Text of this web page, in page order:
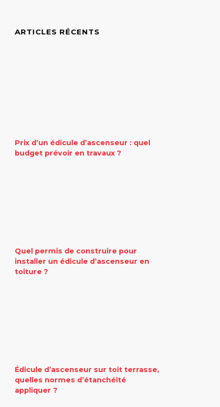
ARTICLES RÉCENTS
Prix d’un édicule d’ascenseur : quel
budget prévoir en travaux ?
Quel permis de construire pour
installer un édicule d’ascenseur en
toiture ?
Édicule d’ascenseur sur toit terrasse,
quelles normes d’étanchéité
appliquer ?